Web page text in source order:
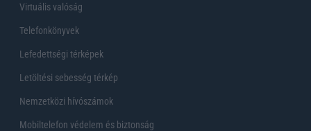
Virtuális valóság
Telefonkönyvek
Lefedettségi térképek
Letöltési sebesség térkép
Nemzetközi hívószámok
Mobiltelefon védelem és biztonság